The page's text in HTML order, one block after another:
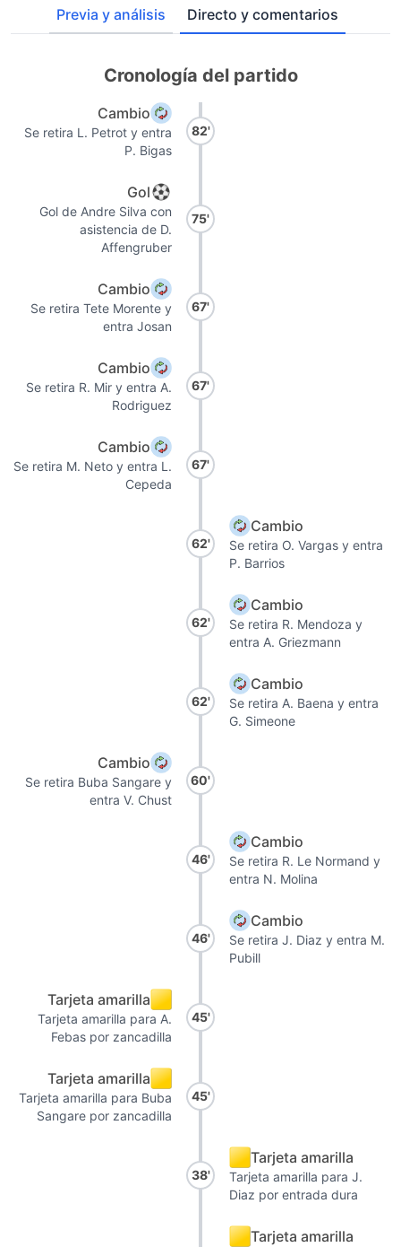
Previa y análisis Directo y comentarios
Cronología del partido
Cambio
Se retira L. Petrot y entra
P. Bigas
82'
Gol
Gol de Andre Silva con
asistencia de D.
Affengruber
75'
Cambio
Se retira Tete Morente y
entra Josan
67'
Cambio
Se retira R. Mir y entra A.
Rodriguez
67'
Cambio
Se retira M. Neto y entra L.
Cepeda
67'
62'
Cambio
Se retira O. Vargas y entra
P. Barrios
62'
Cambio
Se retira R. Mendoza y
entra A. Griezmann
62'
Cambio
Se retira A. Baena y entra
G. Simeone
Cambio
Se retira Buba Sangare y
entra V. Chust
60'
46'
Cambio
Se retira R. Le Normand y
entra N. Molina
46'
Cambio
Se retira J. Diaz y entra M.
Pubill
Tarjeta amarilla
Tarjeta amarilla para A.
Febas por zancadilla
45'
Tarjeta amarilla
Tarjeta amarilla para Buba
Sangare por zancadilla
45'
38'
Tarjeta amarilla
Tarjeta amarilla para J.
Diaz por entrada dura
Tarjeta amarilla